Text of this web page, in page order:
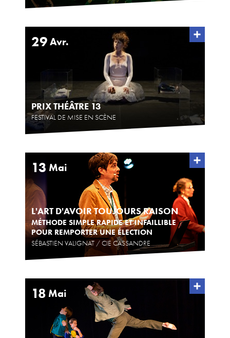
29 Avr.
PRIX THÉÂTRE 13
FESTIVAL DE MISE EN SCÈNE
13 Mai
L'ART D'AVOIR TOUJOURS RAISON
MÉTHODE SIMPLE RAPIDE ET INFAILLIBLE
POUR REMPORTER UNE ÉLECTION
SÉBASTIEN VALIGNAT / CIE CASSANDRE
18 Mai